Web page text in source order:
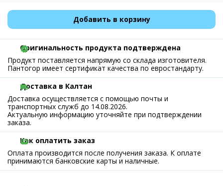
Добавить в корзину
Оригинальность продукта подтверждена
Продукт поставляется напрямую со склада изготовителя.
Пантогор имеет сертификат качества по евростандарту.
Доставка в Калтан
Доставка осуществляется с помощью почты и
транспортных служб до 14.08.2026.
Актуальную информацию уточняйте при подтверждении
заказа.
Как оплатить заказ
Оплата производится после получения заказа. К оплате
принимаются банковские карты и наличные.